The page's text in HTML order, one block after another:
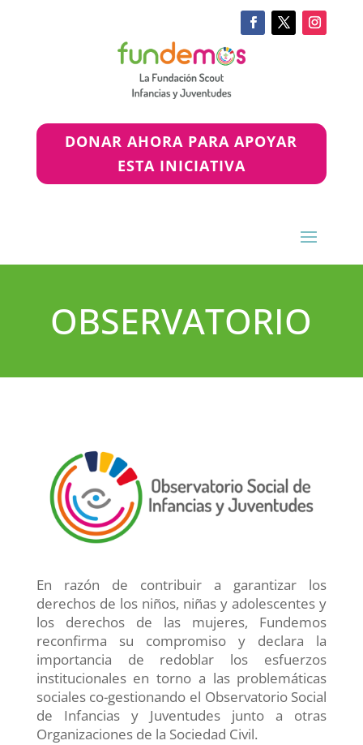
DONAR AHORA PARA APOYAR
ESTA INICIATIVA
OBSERVATORIO
En razón de contribuir a garantizar los
derechos de los niños, niñas y adolescentes y
los derechos de las mujeres, Fundemos
reconfirma su compromiso y declara la
importancia de redoblar los esfuerzos
institucionales en torno a las problemáticas
sociales co-gestionando el Observatorio Social
de Infancias y Juventudes junto a otras
Organizaciones de la Sociedad Civil.